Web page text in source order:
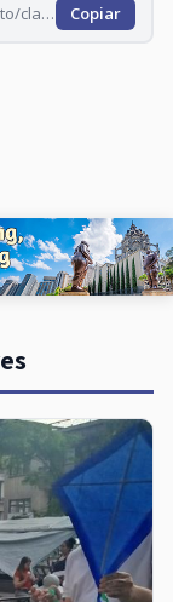
https://vivelacity.com/medellin/agenda/evento/clase-de-yoga-en-oviedo-2026-07-23 Copiar